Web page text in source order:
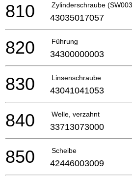
Zylinderschraube
810 43035017057
Führung
820 34300000003
Linsenschraube
830 43041041053
Welle, verzahnt
840 33713073000
Scheibe
850 42446003009